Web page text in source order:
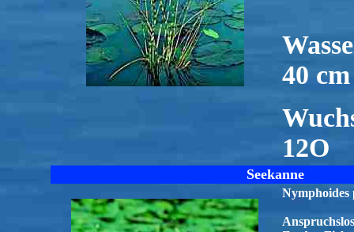
40 cm
12O
Seekanne
Nymphoides